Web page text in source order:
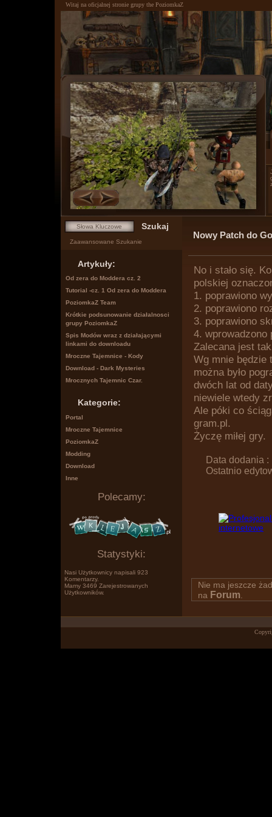
Witaj na oficjalnej stronie grupy the PoziomkaZ
0 1
Zaawansowane Szukanie
Artykuły:
Od zera do Moddera cz. 2
Tutorial -cz. 1 Od zera do Moddera
PoziomkaZ Team
Krótkie podsunowanie działalnosci
grupy PoziomkaZ
Spis Modów wraz z działającymi
linkami do downloadu
Mroczne Tajemnice - Kody
Download - Dark Mysteries
Mrocznych Tajemnic Czar.
Kategorie:
Portal
Mroczne Tajemnice
PoziomkaZ
Modding
Download
Inne
Polecamy:
Statystyki:
Nasi Użytkownicy napisali 923
Komentarzy.
Mamy 3469 Zarejestrowanych
Użytkowników.
Nowy Patch do
No i stało się.
polskiej
1. poprawiono
2. poprawiono
3. poprawiono
4. wprowadzono
Zalecana jest
Wg mnie będzie
można było
dwóch lat od
niewiele wtedy
Ale póki co
gram.pl.
Życzę miłej gry.
Data dodania
Ostatnio
Nie ma jeszcze
na Forum